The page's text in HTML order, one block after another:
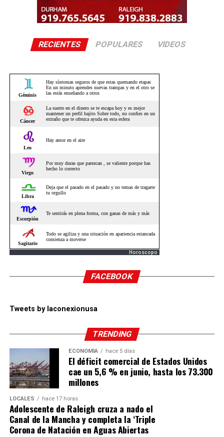
RECIENTES POPULARES VIDEOS
Horoscopo
FACEBOOK
Tweets by laconexionusa
TRENDING
ECONOMÍA hace 5 días
El déficit comercial de Estados Unidos
cae un 5,6 % en junio, hasta los 73.300
millones
LOCALES hace 17 horas
Adolescente de Raleigh cruza a nado el
Canal de la Mancha y completa la ‘Triple
Corona de Natación en Aguas Abiertas